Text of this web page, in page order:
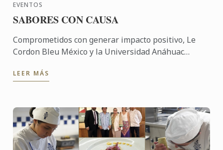
EVENTOS
SABORES CON CAUSA
Comprometidos con generar impacto positivo, Le
Cordon Bleu México y la Universidad Anáhuac
gastronómica solidaria que ...
LEER MÁS